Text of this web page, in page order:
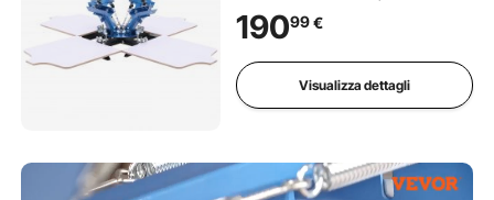
Stampante Serigrafia in
Acciaio al Carbonio
Verniciato a Polvere, per
Personalizzazione Magliette
Uso Domestico e
19099€
Visualizza dettagli